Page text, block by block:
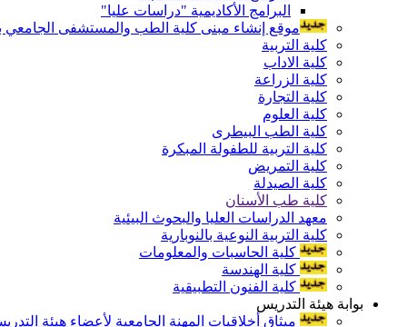
البرامج الأكاديمية "دراسات عليا"
موقع إنشاء مبنى كلية الطب والمستشفى الجامعي
كلية التربية
كلية الاداب
كلية الزراعة
كلية التجارة
كلية العلوم
كلية الطب البيطرى
كلية التربية للطفولة المبكرة
كلية التمريض
كلية الصيدلة
كلية طب الأسنان
معهد الدراسات العليا والبحوث البيئية
كلية التربية النوعية بالنوبارية
كلية الحاسبات والمعلومات
كلية الهندسة
كلية الفنون التطبيقية
بوابة هيئة التدريس
ميثاق أخلاقيات المهنة الجامعية لأعضاء هيئة